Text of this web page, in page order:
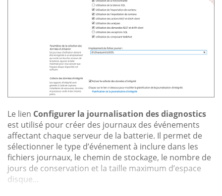
Le lien Configurer la journalisation des diagnostics
est utilisé pour créer des journaux des événements
affectant chaque serveur de la batterie. Il permet de
sélectionner le type d’événement à inclure dans les
fichiers journaux, le chemin de stockage, le nombre de
jours de conservation et la taille maximum d’espace
disque...